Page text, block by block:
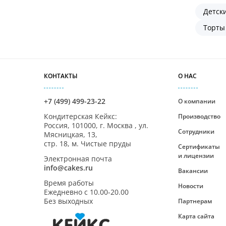
Обезьянка
Овечка
Панда
Паук
Пингвин
Лошадь
Торты
КОНТАКТЫ
+7 (499) 499-23-22
Кондитерская Кейкс:
Россия, 101000, г. Москва , ул.
Мясницкая, 13,
стр. 18, м. Чистые пруды
Электронная почта
info@cakes.ru
Время работы
Ежедневно с 10.00-20.00
Без выходных
О НАС
О компании
Производство
Сотрудники
Сертификаты
и лицензии
Вакансии
Новости
Партнерам
Карта сайта